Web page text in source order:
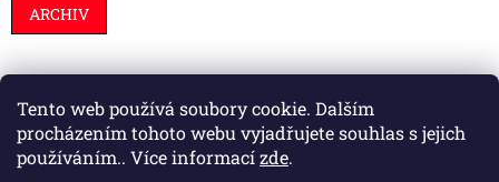
Tento web používá soubory cookie. Dalším
procházením tohoto webu vyjadřujete souhlas s jejich
používáním.. Více informacízde.
ARCHIV
Stavební pouzdra Interiéry Dveře